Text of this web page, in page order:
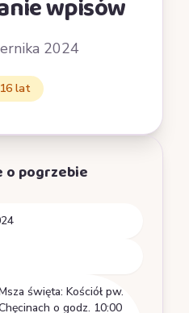
wpisów
2024
16 lat
o pogrzebie
święta: Kościół pw.
o godz. 10:00